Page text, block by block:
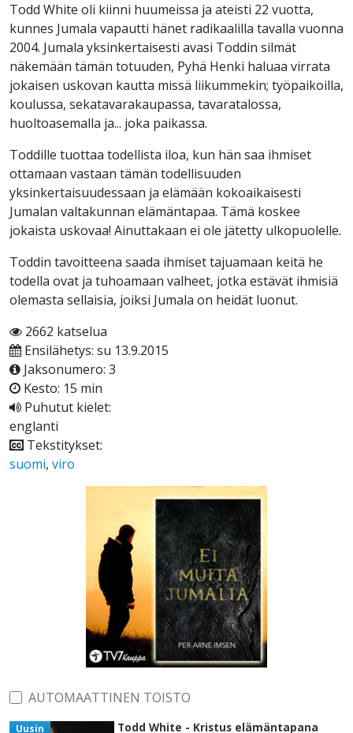
Todd White oli kiinni huumeissa ja ateisti 22 vuotta,
kunnes Jumala vapautti hänet radikaalilla tavalla vuonna
2004. Jumala yksinkertaisesti avasi Toddin silmät
näkemään tämän totuuden, Pyhä Henki haluaa virrata
jokaisen uskovan kautta missä liikummekin; työpaikoilla,
koulussa, sekatavarakaupassa, tavaratalossa,
huoltoasemalla ja... joka paikassa.
Toddille tuottaa todellista iloa, kun hän saa ihmiset
ottamaan vastaan tämän todellisuuden
yksinkertaisuudessaan ja elämään kokoaikaisesti
Jumalan valtakunnan elämäntapaa. Tämä koskee
jokaista uskovaa! Ainuttakaan ei ole jätetty ulkopuolelle.
Toddin tavoitteena saada ihmiset tajuamaan keitä he
todella ovat ja tuhoamaan valheet, jotka estävät ihmisiä
olemasta sellaisia, joiksi Jumala on heidät luonut.
2662 katselua
Ensilähetys: su 13.9.2015
Jaksonumero: 3
Kesto: 15 min
Puhutut kielet:
englanti
Tekstitykset:
suomi, viro
AUTOMAATTINEN TOISTO
Uusin
Todd White - Kristus elämäntapana